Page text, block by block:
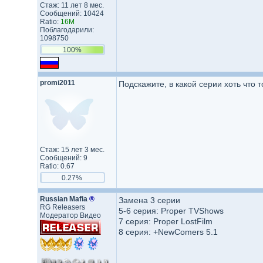
Стаж: 11 лет 8 мес.
Сообщений: 10424
Ratio: 16M
Поблагодарили:
1098750
100%
promi2011
Стаж: 15 лет 3 мес.
Сообщений: 9
Ratio: 0.67
0.27%
Подскажите, в какой серии хоть что
Russian Mafia ®
RG Releasers
Модератор Видео
Замена 3 серии
5-6 серия: Proper TVShows
7 серия: Proper LostFilm
8 серия: +NewComers 5.1